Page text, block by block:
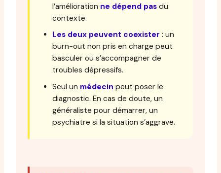
l’amélioration ne dépend pasdu
contexte.
Les deux peuvent coexister : un
burn-out non pris en charge peut
basculer ou s’accompagner de
troubles dépressifs.
Seul un médecin peut poser le
diagnostic. En cas de doute, un
généraliste pour démarrer, un
psychiatre si la situation s’aggrave.